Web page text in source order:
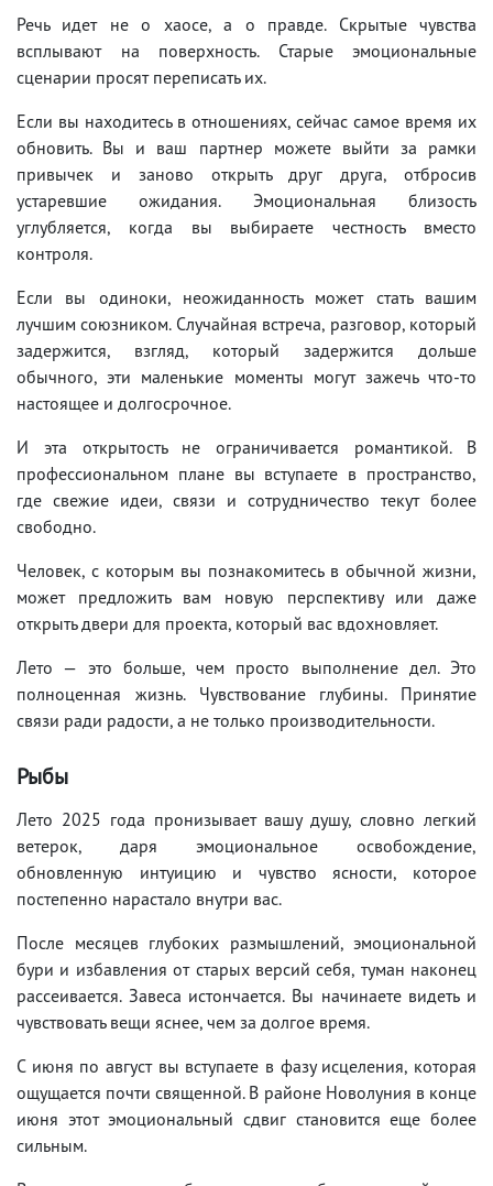
Речь идет не о хаосе, а о правде. Скрытые чувства
всплывают на поверхность. Старые эмоциональные
сценарии просят переписать их.
Если вы находитесь в отношениях, сейчас самое время их
обновить. Вы и ваш партнер можете выйти за рамки
привычек и заново открыть друг друга, отбросив
устаревшие ожидания. Эмоциональная близость
углубляется, когда вы выбираете честность вместо
контроля.
Если вы одиноки, неожиданность может стать вашим
лучшим союзником. Случайная встреча, разговор, который
задержится, взгляд, который задержится дольше
обычного, эти маленькие моменты могут зажечь что-то
настоящее и долгосрочное.
И эта открытость не ограничивается романтикой. В
профессиональном плане вы вступаете в пространство,
где свежие идеи, связи и сотрудничество текут более
свободно.
Человек, с которым вы познакомитесь в обычной жизни,
может предложить вам новую перспективу или даже
открыть двери для проекта, который вас вдохновляет.
Лето — это больше, чем просто выполнение дел. Это
полноценная жизнь. Чувствование глубины. Принятие
связи ради радости, а не только производительности.
Рыбы
Лето 2025 года пронизывает вашу душу, словно легкий
ветерок, даря эмоциональное освобождение,
обновленную интуицию и чувство ясности, которое
постепенно нарастало внутри вас.
После месяцев глубоких размышлений, эмоциональной
бури и избавления от старых версий себя, туман наконец
рассеивается. Завеса истончается. Вы начинаете видеть и
чувствовать вещи яснее, чем за долгое время.
С июня по август вы вступаете в фазу исцеления, которая
ощущается почти священной. В районе Новолуния в конце
июня этот эмоциональный сдвиг становится еще более
сильным.